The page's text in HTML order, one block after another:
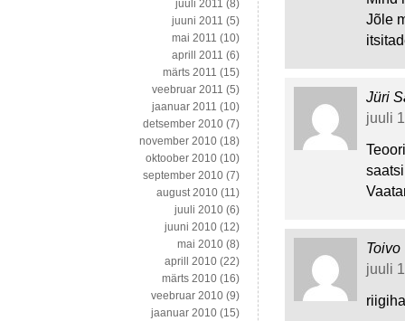
Jõle
Jüri
juuli
Toivo
juuli
juuli 2011 (8)
juuni 2011 (5)
mai 2011 (10)
aprill 2011 (6)
märts 2011 (15)
veebruar 2011 (5)
jaanuar 2011 (10)
detsember 2010 (7)
november 2010 (18)
oktoober 2010 (10)
september 2010 (7)
august 2010 (11)
juuli 2010 (6)
juuni 2010 (12)
mai 2010 (8)
aprill 2010 (22)
märts 2010 (16)
veebruar 2010 (9)
jaanuar 2010 (15)